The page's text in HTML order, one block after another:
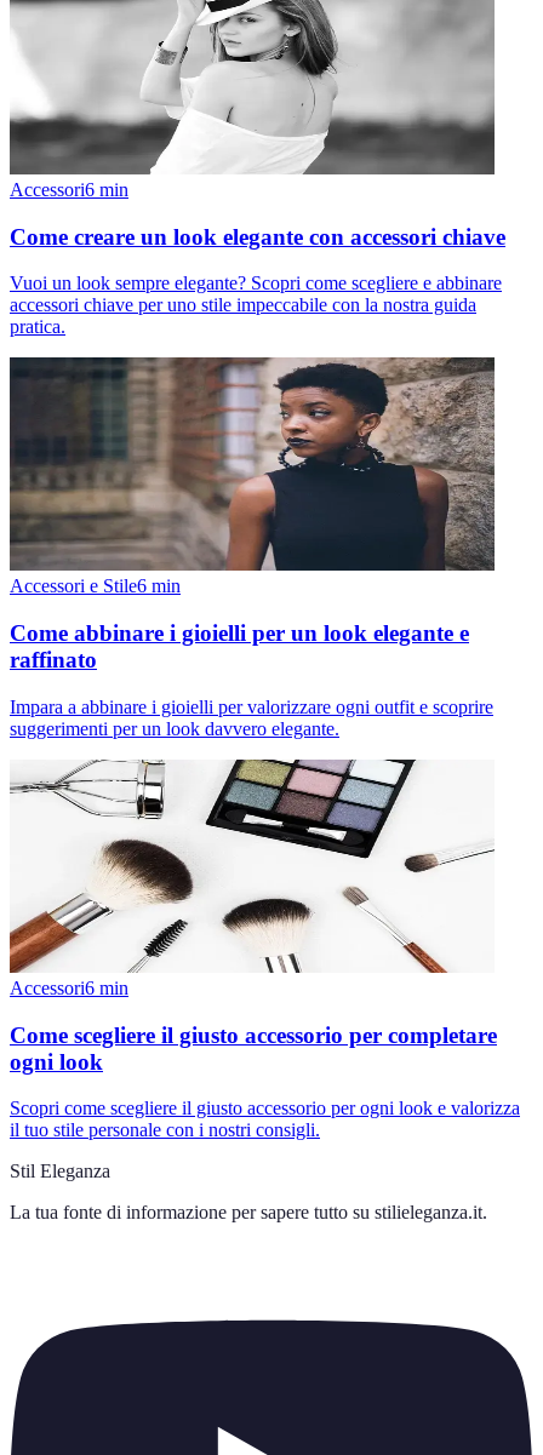
Accessori6 min
Come creare un look elegante con accessori chiave
Vuoi un look sempre elegante? Scopri come scegliere e abbinare
accessori chiave per uno stile impeccabile con la nostra guida
pratica.
Accessori e Stile6 min
Come abbinare i gioielli per un look elegante e
raffinato
Impara a abbinare i gioielli per valorizzare ogni outfit e scoprire
suggerimenti per un look davvero elegante.
Accessori6 min
Come scegliere il giusto accessorio per completare
ogni look
Scopri come scegliere il giusto accessorio per ogni look e valorizza
il tuo stile personale con i nostri consigli.
Stil Eleganza
La tua fonte di informazione per sapere tutto su stilieleganza.it.